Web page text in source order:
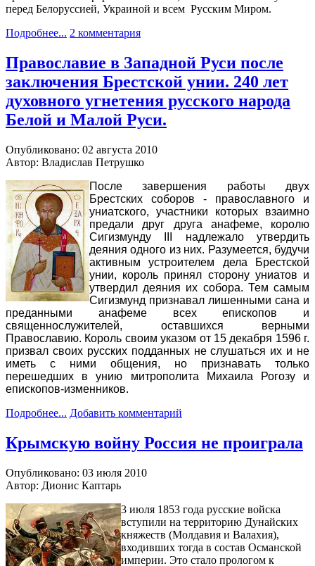
перед Белоруссией, Украиной и всем Русским Миром.
Подробнее... 2 комментария
Православие в Западной Руси после
заключения Брестской унии. 240 лет
духовного угнетения русского народа
Белой и Малой Руси.
Опубликовано: 02 августа 2010
Автор: Владислав Петрушко
После завершения работы двух
Брестских соборов - православного и
униатского, участники которых взаимно
предали друг друга анафеме, королю
Сигизмунду III надлежало утвердить
деяния одного из них. Разумеется, будучи
активным устроителем дела Брестской
унии, король принял сторону униатов и
утвердил деяния их собора. Тем самым
Сигизмунд признавал лишенными сана и
преданными анафеме всех епископов и
священнослужителей, оставшихся верными
Православию. Король своим указом от 15 декабря 1596 г.
призвал своих русских подданных не слушаться их и не
иметь с ними общения, но признавать только
перешедших в унию митрополита Михаила Рогозу и
епископов-изменников.
Подробнее... Добавить комментарий
Крымскую войну Россия не проиграла
Опубликовано: 03 июля 2010
Автор: Дионис Каптарь
3 июля 1853 года русские войска
вступили на территорию Дунайских
княжеств (Молдавия и Валахия),
входивших тогда в состав Османской
империи. Это стало прологом к